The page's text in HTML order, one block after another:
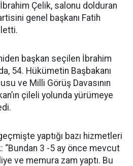
Çelik, salonu dolduran
genel başkanı Fatih
başkan seçilen İbrahim
54. Hükümetin Başbakanı
ve Milli Görüş Davasının
çileli yolunda yürümeye
yaptığı bazı hizmetleri
“Bundan 3 -5 ay önce mevcut
ve memura zam yaptı. Bu